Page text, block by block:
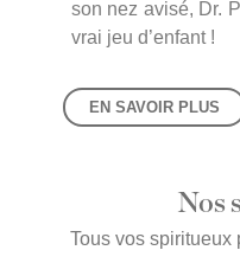
son nez avisé, Dr.
vrai jeu d’enfant !
EN SAVOIR PLUS
Nos
Tous vos spiritueux